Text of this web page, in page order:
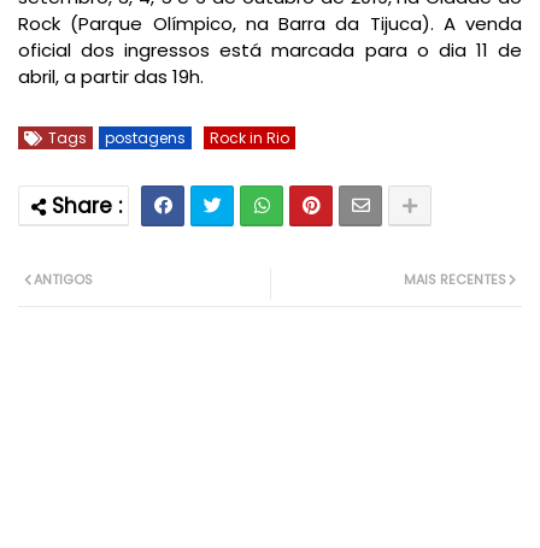
Rock (Parque Olímpico, na Barra da Tijuca). A venda
oficial dos ingressos está marcada para o dia 11 de
abril, a partir das 19h.
Tags postagens Rock in Rio
MAIS RECENTES
ANTIGOS